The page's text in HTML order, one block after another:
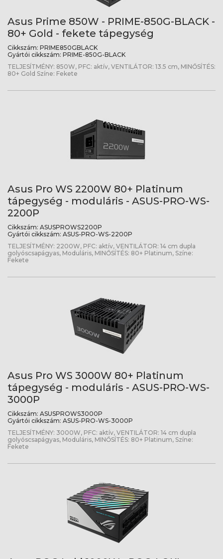
Asus Prime 850W - PRIME-850G-BLACK -
80+ Gold - fekete tápegység
Cikkszám: PRIME850GBLACK
Gyártói cikkszám: PRIME-850G-BLACK
TELJESÍTMÉNY: 850W, PFC: aktív, VENTILÁTOR: 13.5 cm, MINŐSÍTÉS:
80+ Gold Színe: Fekete
Asus Pro WS 2200W 80+ Platinum
tápegység - moduláris - ASUS-PRO-WS-
2200P
Cikkszám: ASUSPROWS2200P
Gyártói cikkszám: ASUS-PRO-WS-2200P
TELJESÍTMÉNY: 2200W, PFC: aktív, VENTILÁTOR: 14 cm dupla
golyóscsapágyas, Moduláris, MINŐSÍTÉS: 80+ Platinum, Színe:
Fekete
Asus Pro WS 3000W 80+ Platinum
tápegység - moduláris - ASUS-PRO-WS-
3000P
Cikkszám: ASUSPROWS3000P
Gyártói cikkszám: ASUS-PRO-WS-3000P
TELJESÍTMÉNY: 3000W, PFC: aktív, VENTILÁTOR: 14 cm dupla
golyóscsapágyas, Moduláris, MINŐSÍTÉS: 80+ Platinum, Színe:
Fekete